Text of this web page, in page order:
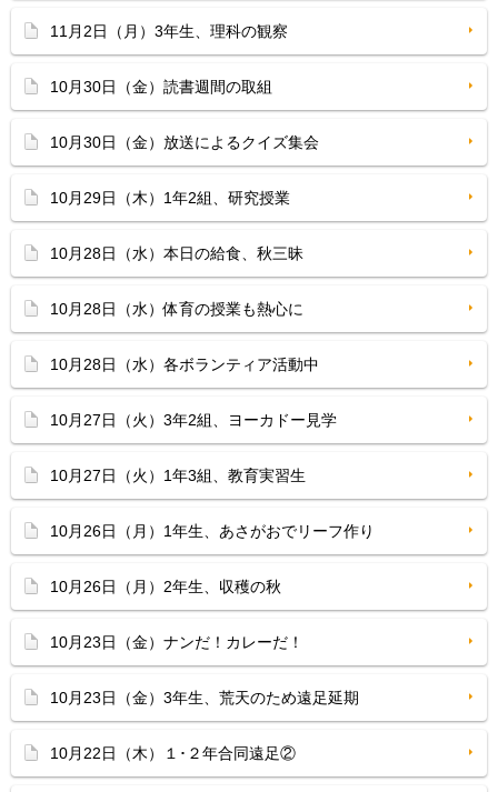
11月2日（月）3年生、理科の観察
10月30日（金）読書週間の取組
10月30日（金）放送によるクイズ集会
10月29日（木）1年2組、研究授業
10月28日（水）本日の給食、秋三昧
10月28日（水）体育の授業も熱心に
10月28日（水）各ボランティア活動中
10月27日（火）3年2組、ヨーカドー見学
10月27日（火）1年3組、教育実習生
10月26日（月）1年生、あさがおでリーフ作り
10月26日（月）2年生、収穫の秋
10月23日（金）ナンだ！カレーだ！
10月23日（金）3年生、荒天のため遠足延期
10月22日（木）１･２年合同遠足②